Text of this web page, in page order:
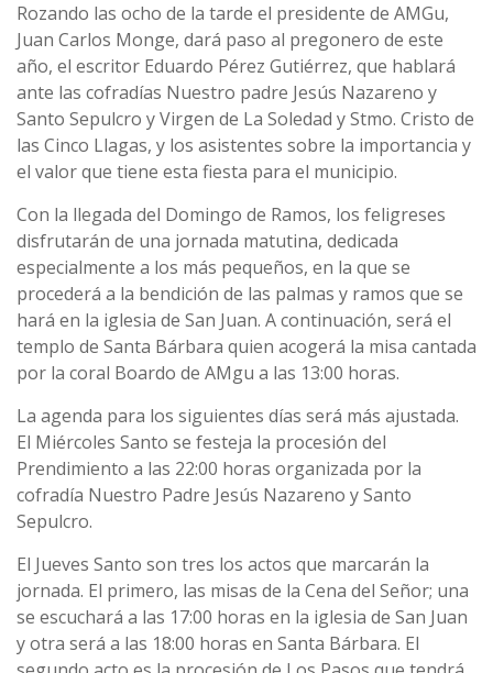
Rozando las ocho de la tarde el presidente de AMGu,
Juan Carlos Monge, dará paso al pregonero de este
año, el escritor Eduardo Pérez Gutiérrez, que hablará
ante las cofradías Nuestro padre Jesús Nazareno y
Santo Sepulcro y Virgen de La Soledad y Stmo. Cristo de
las Cinco Llagas, y los asistentes sobre la importancia y
el valor que tiene esta fiesta para el municipio.
Con la llegada del Domingo de Ramos, los feligreses
disfrutarán de una jornada matutina, dedicada
especialmente a los más pequeños, en la que se
procederá a la bendición de las palmas y ramos que se
hará en la iglesia de San Juan. A continuación, será el
templo de Santa Bárbara quien acogerá la misa cantada
por la coral Boardo de AMgu a las 13:00 horas.
La agenda para los siguientes días será más ajustada.
El Miércoles Santo se festeja la procesión del
Prendimiento a las 22:00 horas organizada por la
cofradía Nuestro Padre Jesús Nazareno y Santo
Sepulcro.
El Jueves Santo son tres los actos que marcarán la
jornada. El primero, las misas de la Cena del Señor; una
se escuchará a las 17:00 horas en la iglesia de San Juan
y otra será a las 18:00 horas en Santa Bárbara. El